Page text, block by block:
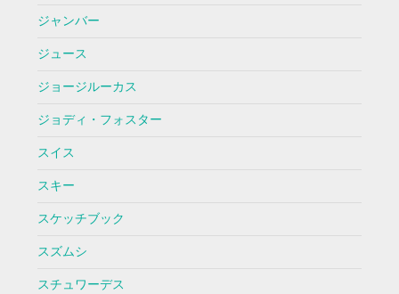
ジャンバー
ジュース
ジョージルーカス
ジョディ・フォスター
スイス
スキー
スケッチブック
スズムシ
スチュワーデス